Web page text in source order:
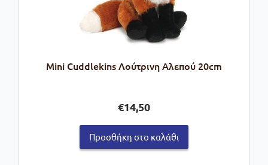
Mini Cuddlekins Λούτρινη Αλεπού 20cm
€14,50
Προσθήκη στο καλάθι